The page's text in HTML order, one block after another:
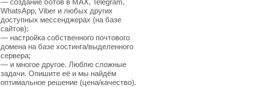
— создание ботов в MAX, Telegram,
WhatsApp, Viber и любых других
доступных мессенджерах (на базе
сайтов);
— настройка собственного почтового
домена на базе хостинга/выделенного
сервера;
— и многое другое. Люблю сложные
задачи. Опишите её и мы найдём
оптимальное решение (цена/качество).